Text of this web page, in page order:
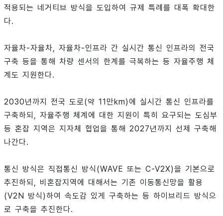
적용되는 네거티브 방식을 도입하여 규제 특례를 대폭 확대한
다.
자율차-자율차, 자율차-인프라 간 실시간 통신 인프라의 전국
구축 등을 통해 차량 센서의 한계를 극복하는 등 자율주행 체
계도 지원한다.
2030년까지 전국 도로(약 11만km)에 실시간 통신 인프라를
구축하되, 자율주행 체계에 대한 지원이 특히 요구되는 도심부
등 혼잡 지역은 지자체 협업을 통해 2027년까지 선제 구축해
나간다.
통신 방식은 직접통신 방식(WAVE 또는 C-V2X)을 기본으로
추진하되, 비혼잡지역에 대해서는 기존 이동통신망을 활용
(V2N 방식)하여 속도감 있게 구축하는 등 하이브리드 방식으
로 구축을 추진한다.